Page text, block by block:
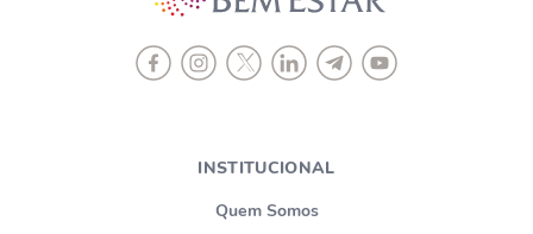
INSTITUCIONAL
Quem Somos